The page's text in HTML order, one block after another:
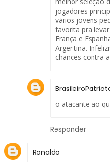
jogadores
vários jovens
favorita pra
França e
Argentina.
chances contra
o atacante ao
Responder
Ronaldo